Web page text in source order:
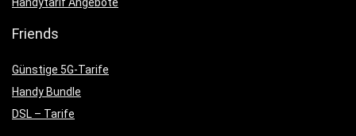
Friends
Günstige 5G-Tarife
Handy Bundle
DSL – Tarife